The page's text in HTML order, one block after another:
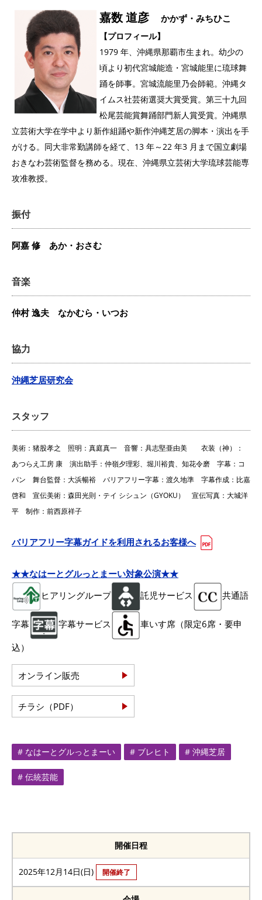
嘉数 道彦 かかず・みちひこ
【プロフィール】
1979 年、沖縄県那覇市生まれ。幼少の
頃より初代宮城能造・宮城能里に琉球舞
踊を師事。宮城流能里乃会師範。沖縄タ
イムス社芸術選奨大賞受賞。第三十九回
松尾芸能賞舞踊部門新人賞受賞。沖縄県
立芸術大学在学中より新作組踊や新作沖縄芝居の脚本・演出を手
がける。同大非常勤講師を経て、13 年～22 年3 月まで国立劇場
おきなわ芸術監督を務める。現在、沖縄県立芸術大学琉球芸能専
攻准教授。
振付
阿嘉 修 あか・おさむ
音楽
仲村 逸夫 なかむら・いつお
協力
沖縄芝居研究会
スタッフ
美術：猪股孝之 照明：真庭真一 音響：具志堅亜由美 衣装（神）：
あつらえ工房 康 演出助手：仲嶺夕理彩、堀川裕貴、知花令磨 字幕：コ
パン 舞台監督：大浜暢裕 バリアフリー字幕：渡久地準 字幕作成：比嘉
啓和 宣伝美術：森田光則・テイ シシュン（GYOKU） 宣伝写真：大城洋
平 制作：前西原祥子
バリアフリー字幕ガイドを利用されるお客様へ
★★なはーとグルっとまーい対象公演★★
ヒアリングループ
託児サービス 共通語
字幕 字幕サービス
車いす席（限定6席・要申
込）
オンライン販売
チラシ（PDF）
# なはーとグルっとまーい # ブレヒト # 沖縄芝居
# 伝統芸能
開催日程
2025年12月14日(日) 開催終了